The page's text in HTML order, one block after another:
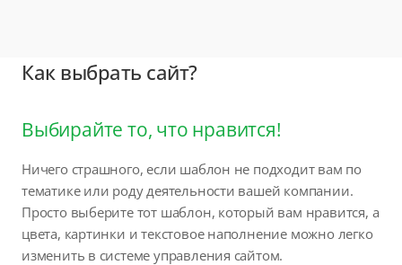
Как выбрать сайт?
Выбирайте то, что нравится!
Ничего страшного, если шаблон не подходит вам по
тематике или роду деятельности вашей компании.
Просто выберите тот шаблон, который вам нравится, а
цвета, картинки и текстовое наполнение можно легко
изменить в системе управления сайтом.